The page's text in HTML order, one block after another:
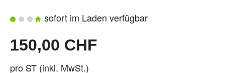
sofort im Laden verfügbar
150,00 CHF
pro ST (inkl. MwSt.)